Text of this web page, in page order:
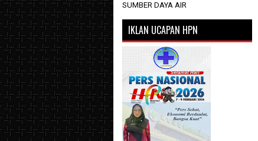
SUMBER DAYA AIR
IKLAN UCAPAN HPN